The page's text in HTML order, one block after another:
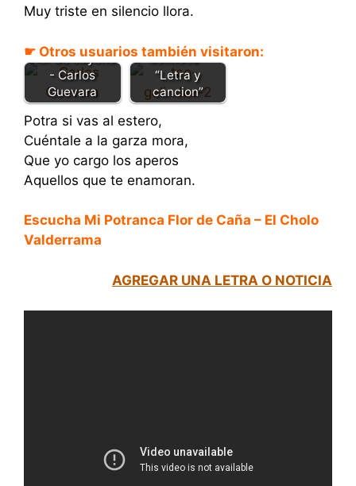
Muy triste en silencio llora.
☛ Otros usuarios también visitaron:
Flor de cayena
- Carlos
Guevara
Galindez –
“Letra y
cancion”
Potra si vas al estero,
Cuéntale a la garza mora,
Que yo cargo los aperos
Aquellos que te enamoran.
Escucha Mi Potranca Flor de Caña – El Cholo
Valderrama
AGREGAR UNA LETRA O NOTICIA